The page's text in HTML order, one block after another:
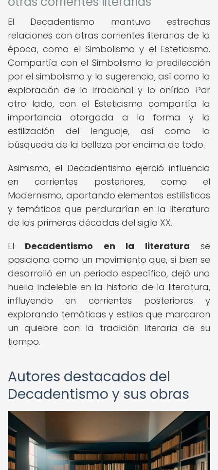
El Decadentismo mantuvo estrechas
relaciones con otras corrientes literarias de la
época, como el Simbolismo y el Esteticismo.
Compartía con el Simbolismo la predilección
por el simbolismo y la sugerencia, así como la
exploración de lo irracional y lo onírico. Por
otro lado, con el Esteticismo compartía la
importancia otorgada a la forma y la
estilización del lenguaje, así como la
búsqueda de la belleza por encima de todo.
Asimismo, el Decadentismo ejerció influencia
en corrientes posteriores, como el
Modernismo, aportando elementos estilísticos
y temáticos que perdurarían en la literatura
de las primeras décadas del siglo XX.
El Decadentismo en la literatura se
posiciona como un movimiento que, si bien se
desarrolló en un periodo específico, dejó una
huella indeleble en la historia de la literatura,
influyendo en corrientes posteriores y
explorando temáticas y estilos que marcaron
un quiebre con la tradición literaria de su
tiempo.
Autores destacados del
Decadentismo y sus obras